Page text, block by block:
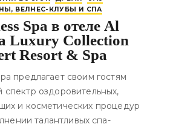
ВЕЛНЕС-КЛУБЫ И СПА
Spa в отеле Al
Luxury Collection
Resort & Spa
предлагает своим гостям
спектр оздоровительных,
и косметических процедур
талантливых спа-